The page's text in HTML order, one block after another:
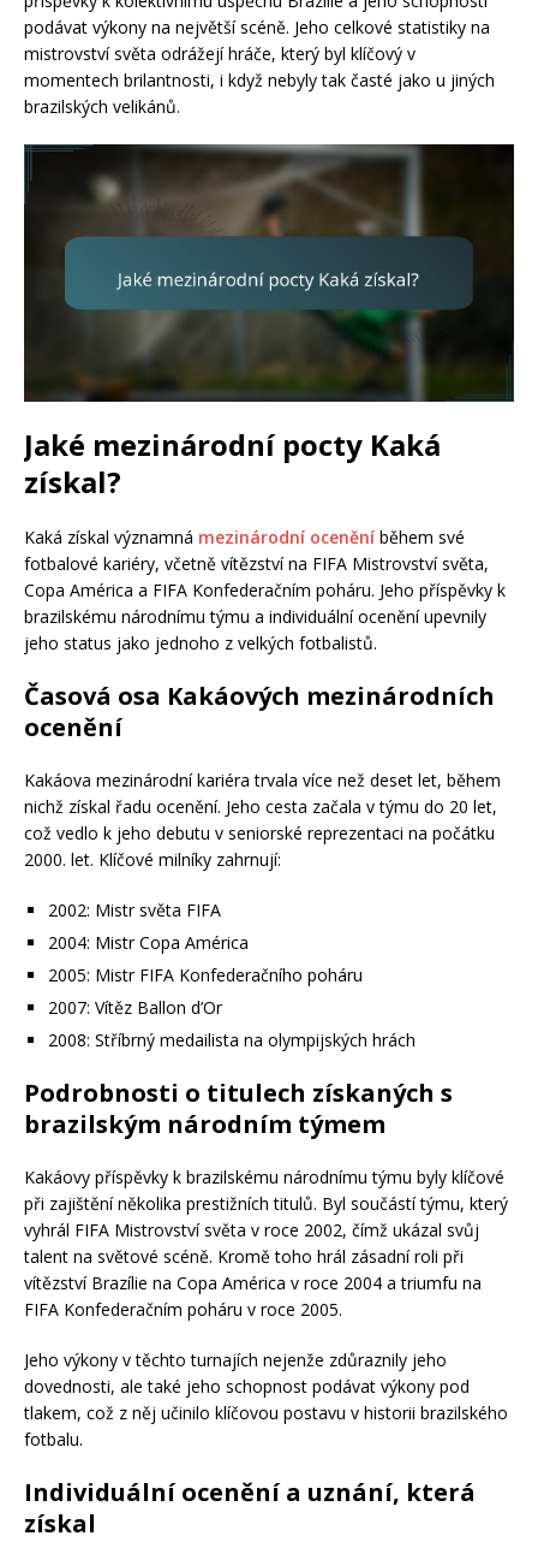
podávat výkony na největší scéně. Jeho celkové statistiky na
mistrovství světa odrážejí hráče, který byl klíčový v
momentech brilantnosti, i když nebyly tak časté jako u jiných
brazilských velikánů.
Jaké mezinárodní pocty Kaká
získal?
Kaká získal významná mezinárodní ocenění během své
fotbalové kariéry, včetně vítězství na FIFA Mistrovství světa,
Copa América a FIFA Konfederačním poháru. Jeho příspěvky k
brazilskému národnímu týmu a individuální ocenění upevnily
jeho status jako jednoho z velkých fotbalistů.
Časová osa Kakáových mezinárodních
ocenění
Kakáova mezinárodní kariéra trvala více než deset let, během
nichž získal řadu ocenění. Jeho cesta začala v týmu do 20 let,
což vedlo k jeho debutu v seniorské reprezentaci na počátku
2000. let. Klíčové milníky zahrnují:
2002: Mistr světa FIFA
2004: Mistr Copa América
2005: Mistr FIFA Konfederačního poháru
2007: Vítěz Ballon d’Or
2008: Stříbrný medailista na olympijských hrách
Podrobnosti o titulech získaných s
brazilským národním týmem
Kakáovy příspěvky k brazilskému národnímu týmu byly klíčové
při zajištění několika prestižních titulů. Byl součástí týmu, který
vyhrál FIFA Mistrovství světa v roce 2002, čímž ukázal svůj
talent na světové scéně. Kromě toho hrál zásadní roli při
vítězství Brazílie na Copa América v roce 2004 a triumfu na
FIFA Konfederačním poháru v roce 2005.
Jeho výkony v těchto turnajích nejenže zdůraznily jeho
dovednosti, ale také jeho schopnost podávat výkony pod
tlakem, což z něj učinilo klíčovou postavu v historii brazilského
fotbalu.
Individuální ocenění a uznání, která
získal